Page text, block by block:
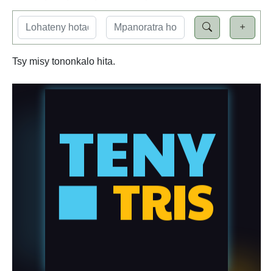
Tsy misy tononkalo hita.